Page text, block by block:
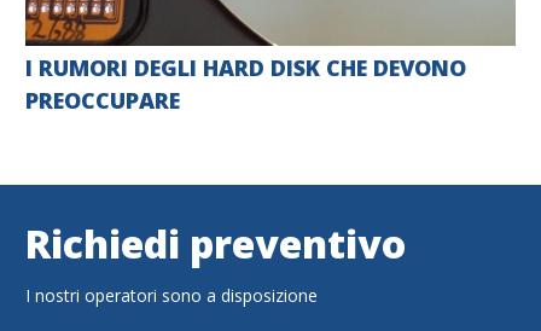
I RUMORI DEGLI HARD DISK CHE DEVONO
PREOCCUPARE
Richiedi preventivo
I nostri operatori sono a disposizione